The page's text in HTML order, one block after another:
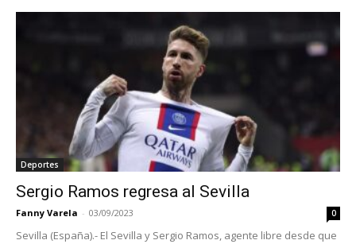
Deportes
Sergio Ramos regresa al Sevilla
Fanny Varela - 03/09/2023 0
Sevilla (España).- El Sevilla y Sergio Ramos, agente libre desde que